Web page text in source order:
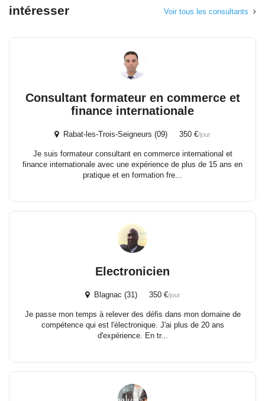
intéresser
Voir tous les consultants
Consultant formateur en commerce et
finance internationale
Rabat-les-Trois-Seigneurs (09) 350 €/jour
Je suis formateur consultant en commerce international et
finance internationale avec une expérience de plus de 15 ans en
pratique et en formation fre...
Electronicien
Blagnac (31) 350 €/jour
Je passe mon temps à relever des défis dans mon domaine de
compétence qui est l'électronique. J'ai plus de 20 ans
d'expérience. En tr...